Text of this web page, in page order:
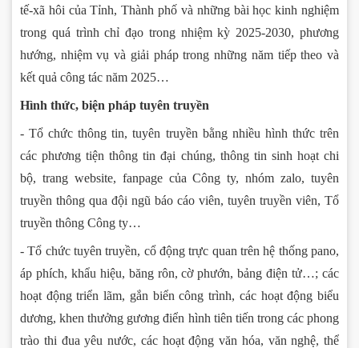
tế-xã hôi của Tỉnh, Thành phố và những bài học kinh nghiệm
trong quá trình chỉ đạo trong nhiệm kỳ 2025-2030, phương
hướng, nhiệm vụ và giải pháp trong những năm tiếp theo và
kết quả công tác năm 2025…
Hình thức, biện pháp tuyên truyền
- Tổ chức thông tin, tuyên truyền bằng nhiều hình thức trên
các phương tiện thông tin đại chúng, thông tin sinh hoạt chi
bộ, trang website, fanpage của Công ty, nhóm zalo, tuyên
truyền thông qua đội ngũ báo cáo viên, tuyên truyền viên, Tổ
truyền thông Công ty…
- Tổ chức tuyên truyền, cổ động trực quan trên hệ thống pano,
áp phích, khẩu hiệu, băng rôn, cờ phướn, bảng điện tử…; các
hoạt động triển lãm, gắn biển công trình, các hoạt động biểu
dương, khen thưởng gương điển hình tiên tiến trong các phong
trào thi đua yêu nước, các hoạt động văn hóa, văn nghệ, thể